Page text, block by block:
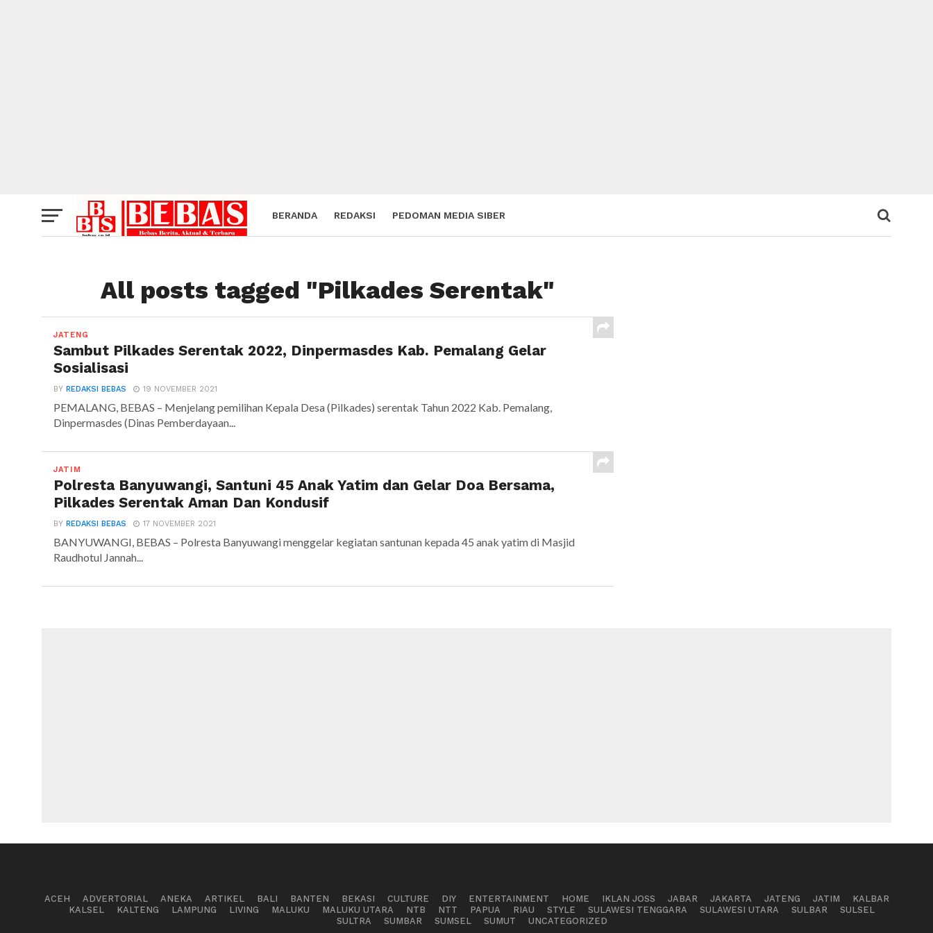
BERANDA REDAKSI PEDOMAN MEDIA SIBER
All posts tagged "Pilkades Serentak"
JATENG
Sambut Pilkades Serentak 2022, Dinpermasdes Kab. Pemalang Gelar
Sosialisasi
BY REDAKSI BEBAS 19 NOVEMBER 2021
PEMALANG, BEBAS – Menjelang pemilihan Kepala Desa (Pilkades) serentak Tahun 2022 Kab. Pemalang,
Dinpermasdes (Dinas Pemberdayaan...
JATIM
Polresta Banyuwangi, Santuni 45 Anak Yatim dan Gelar Doa Bersama,
Pilkades Serentak Aman Dan Kondusif
BY REDAKSI BEBAS 17 NOVEMBER 2021
BANYUWANGI, BEBAS – Polresta Banyuwangi menggelar kegiatan santunan kepada 45 anak yatim di Masjid
Raudhotul Jannah...
ACEH ADVERTORIAL ANEKA ARTIKEL BALI BANTEN BEKASI CULTURE DIY ENTERTAINMENT HOME IKLAN JOSS JABAR JAKARTA JATENG JATIM
KALBAR
KALSEL
KALTENG LAMPUNG LIVING MALUKU MALUKU UTARA NTB NTT PAPUA RIAU STYLE SULAWESI TENGGARA SULAWESI UTARA SULBAR
SULSEL
SULTRA
SUMBAR SUMSEL SUMUT UNCATEGORIZED